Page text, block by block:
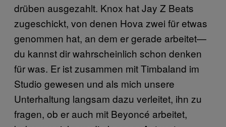
drüben ausgezahlt. Knox hat Jay Z Beats
zugeschickt, von denen Hova zwei für etwas
genommen hat, an dem er gerade arbeitet—
du kannst dir wahrscheinlich schon denken
für was. Er ist zusammen mit Timbaland im
Studio gewesen und als mich unsere
Unterhaltung langsam dazu verleitet, ihn zu
fragen, ob er auch mit Beyoncé arbeitet,